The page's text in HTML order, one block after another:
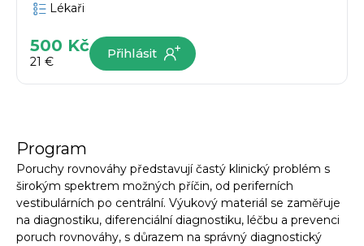
Lékaři
500 Kč
21 €
Přihlásit
Program
Poruchy rovnováhy představují častý klinický problém s
širokým spektrem možných příčin, od periferních
vestibulárních po centrální. Výukový materiál se zaměřuje
na diagnostiku, diferenciální diagnostiku, léčbu a prevenci
poruch rovnováhy, s důrazem na správný diagnostický